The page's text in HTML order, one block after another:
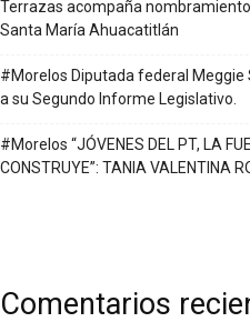
Terrazas acompaña
Santa María Ahuacatitlán
#Morelos Diputada federal Meggie
a su Segundo Informe Legislativo.
#Morelos “JÓVENES DEL PT, LA
CONSTRUYE”: TANIA VALENTINA
Comentarios